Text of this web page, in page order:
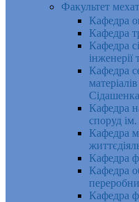
Факультет
Кафедра
Кафедра
Кафедра
Кафедра
Сідашенка
Кафедра
споруд
Кафедра
Кафедра
Кафедра
Кафедра